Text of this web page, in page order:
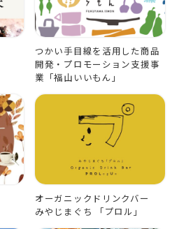
つかい手目線を活用した商品
開発・プロモーション支援事
業「福山いいもん」
オーガニックドリンクバー
みやじまぐち 「プロル」